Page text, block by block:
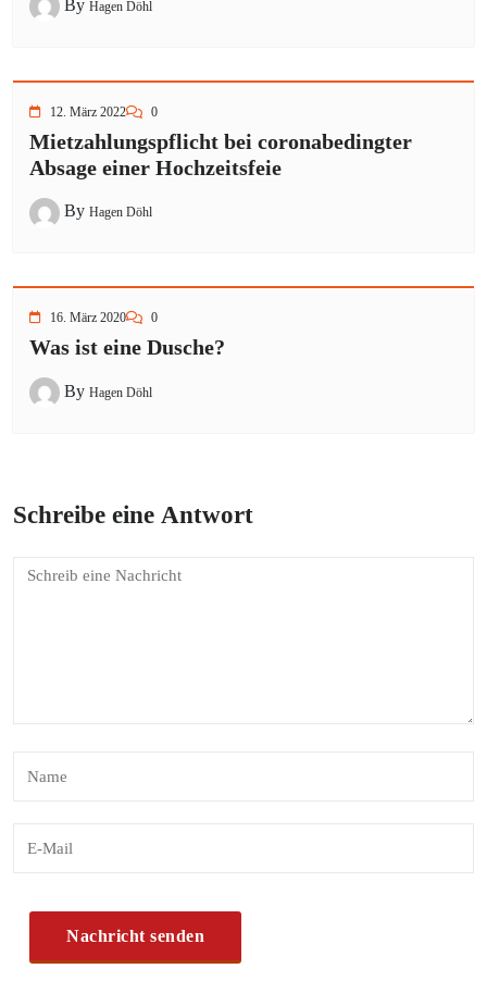
By Hagen Döhl
12. März 2022 0
Mietzahlungspflicht bei coronabedingter
Absage einer Hochzeitsfeie
By Hagen Döhl
16. März 2020 0
Was ist eine Dusche?
By Hagen Döhl
Schreibe eine Antwort